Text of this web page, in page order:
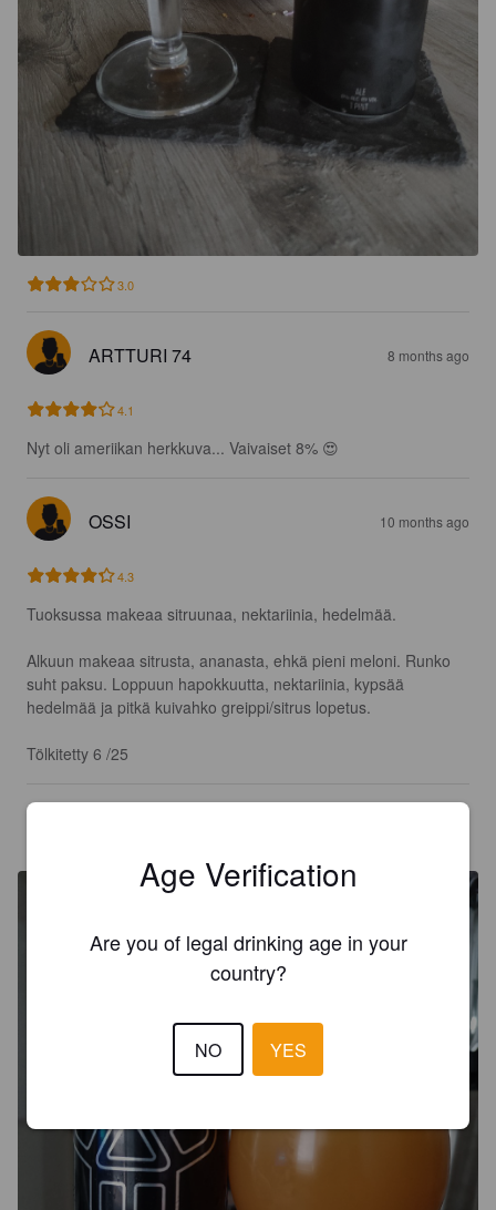
3.0
ARTTURI 74 8 months ago
4.1
Nyt oli ameriikan herkkuva... Vaivaiset 8% 😍
OSSI 10 months ago
4.3
Tuoksussa makeaa sitruunaa, nektariinia, hedelmää.
Alkuun makeaa sitrusta, ananasta, ehkä pieni meloni. Runko
suht paksu. Loppuun hapokkuutta, nektariinia, kypsää
hedelmää ja pitkä kuivahko greippi/sitrus lopetus.
Tölkitetty 6 /25
Age Verification
Are you of legal drinking age in your
country?
NO YES